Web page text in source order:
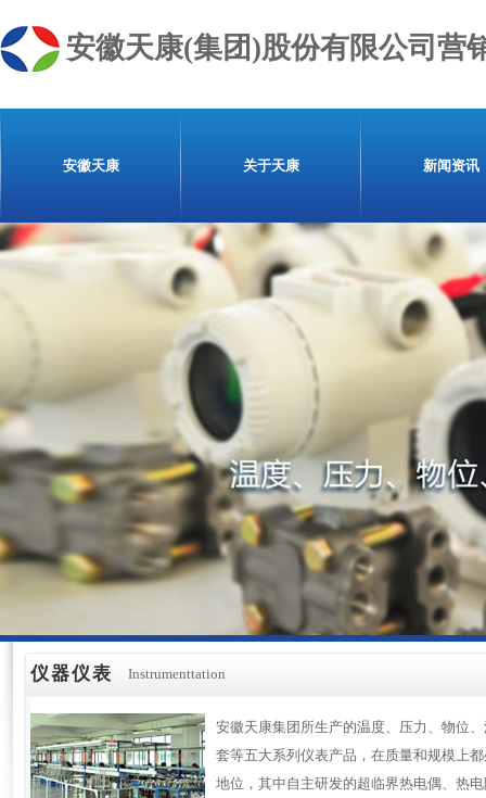
安徽天康(集团)股份有限公司营
安徽天康 关于天康 新闻资讯
仪器仪表 Instrumenttation
安徽天康集团所生产的温度、压力、物位
套等五大系列仪表产品，在质量和规模上
地位，其中自主研发的超临界热电偶、热